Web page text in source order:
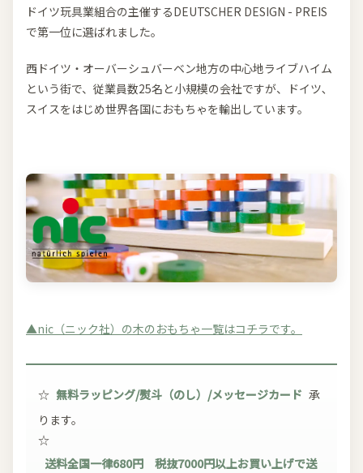
ドイツ玩具業組合の主催するDEUTSCHER DESIGN - PREIS
で第一位に選ばれました。
西ドイツ・オーバーシュバーベン地方の中心地ライブハイム
という街で、従業員数25名と小規模の会社ですが、ドイツ､
スイスをはじめ世界各国におもちゃを輸出しています。
▲nic（ニック社）の木のおもちゃ一覧はコチラです。
☆ 無料ラッピング/熨斗（のし）/メッセージカード 承
ります。
☆
送料全国一律680円 税抜7000円以上お買い上げで送